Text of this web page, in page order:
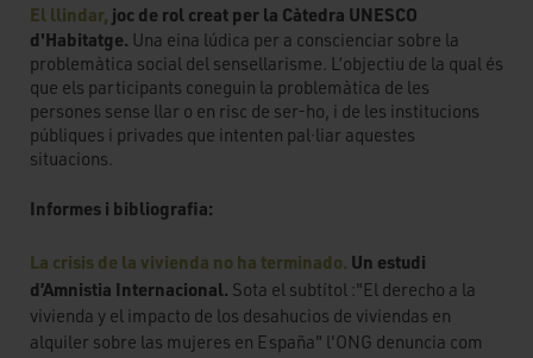
El llindar, joc de rol creat per la Càtedra UNESCO
d'Habitatge. Una eina lúdica per a conscienciar sobre la
problemàtica social del sensellarisme. L’objectiu de la qual és
que els participants coneguin la problemàtica de les
persones sense llar o en risc de ser-ho, i de les institucions
públiques i privades que intenten pal·liar aquestes
situacions.
Informes i bibliografia:
La crisis de la vivienda no ha terminado. Un estudi
d’Amnistia Internacional. Sota el subtítol :"El derecho a la
vivienda y el impacto de los desahucios de viviendas en
alquiler sobre las mujeres en España" l'ONG denuncia com